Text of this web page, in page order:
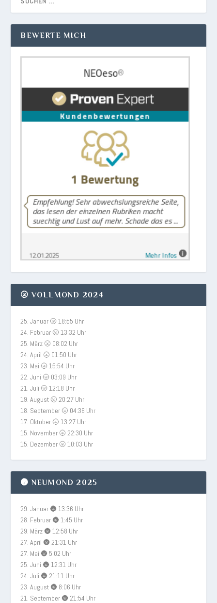
BEWERTE MICH
🌝 VOLLMOND 2024
25. Januar 🌝 18:55 Uhr
24. Februar 🌝 13:32 Uhr
25. März 🌝 08:02 Uhr
24. April 🌝 01:50 Uhr
23. Mai 🌝 15:54 Uhr
22. Juni 🌝 03:09 Uhr
21. Juli 🌝 12:18 Uhr
19. August 🌝 20:27 Uhr
18. September 🌝 04:36 Uhr
17. Oktober 🌝 13:27 Uhr
15. November 🌝 22:30 Uhr
15. Dezember 🌝 10:03 Uhr
🌚 NEUMOND 2025
29. Januar 🌚 13:36 Uhr
28. Februar 🌚 1:45 Uhr
29. März 🌚 12:58 Uhr
27. April 🌚 21:31 Uhr
27. Mai 🌚 5:02 Uhr
25. Juni 🌚 12:31 Uhr
24. Juli 🌚 21:11 Uhr
23. August 🌚 8:06 Uhr
21. September 🌚 21:54 Uhr